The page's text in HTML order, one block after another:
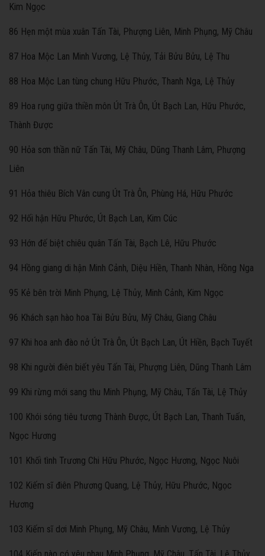
Kim Ngọc
86 Hẹn một mùa xuân Tấn Tài, Phượng Liên, Minh Phụng, Mỹ Châu
87 Hoa Mộc Lan Minh Vương, Lệ Thủy, Tải Bửu Bửu, Lệ Thu
88 Hoa Mộc Lan tùng chung Hữu Phước, Thanh Nga, Lệ Thủy
89 Hoa rụng giữa thiền môn Út Trà Ôn, Út Bạch Lan, Hữu Phước,
Thành Được
90 Hỏa sơn thần nữ Tấn Tài, Mỹ Châu, Dũng Thanh Lâm, Phượng
Liên
91 Hỏa thiêu Bích Vân cung Út Trà Ôn, Phùng Há, Hữu Phước
92 Hối hận Hữu Phước, Út Bạch Lan, Kim Cúc
93 Hớn đế biệt chiêu quân Tấn Tài, Bạch Lê, Hữu Phước
94 Hồng giang di hận Minh Cảnh, Diệu Hiền, Thanh Nhàn, Hồng Nga
95 Kẻ bên trời Minh Phụng, Lệ Thủy, Minh Cảnh, Kim Ngọc
96 Khách sạn hào hoa Tài Bửu Bửu, Mỹ Châu, Giang Châu
97 Khi hoa anh đào nở Út Trà Ôn, Út Bạch Lan, Út Hiền, Bạch Tuyết
98 Khi người điên biết yêu Tấn Tài, Phượng Liên, Dũng Thanh Lâm
99 Khi rừng mới sang thu Minh Phụng, Mỹ Châu, Tấn Tài, Lệ Thủy
100 Khói sóng tiêu tương Thành Được, Út Bạch Lan, Thanh Tuấn,
Ngọc Hương
101 Khối tình Trương Chi Hữu Phước, Ngọc Hương, Ngọc Nuôi
102 Kiếm sĩ điên Phương Quang, Lệ Thủy, Hữu Phước, Ngọc
Hương
103 Kiếm sĩ dơi Minh Phụng, Mỹ Châu, Minh Vương, Lệ Thủy